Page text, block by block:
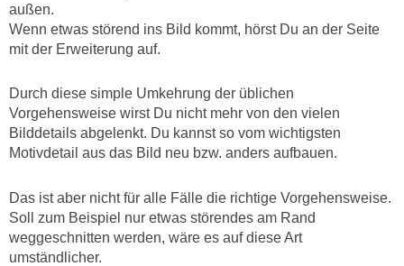
außen.
Wenn etwas störend ins Bild kommt, hörst Du an der Seite
mit der Erweiterung auf.
Durch diese simple Umkehrung der üblichen
Vorgehensweise wirst Du nicht mehr von den vielen
Bilddetails abgelenkt. Du kannst so vom wichtigsten
Motivdetail aus das Bild neu bzw. anders aufbauen.
Das ist aber nicht für alle Fälle die richtige Vorgehensweise.
Soll zum Beispiel nur etwas störendes am Rand
weggeschnitten werden, wäre es auf diese Art
umständlicher.